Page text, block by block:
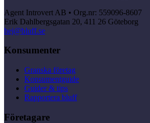
Agent Introvert AB • Org.nr: 559096-8607
Erik Dahlbergsgatan 20, 411 26 Göteborg
hej@bluff.se
Konsumenter
Granska företag
Konsumentguide
Guider & tips
Rapportera bluff
Företagare